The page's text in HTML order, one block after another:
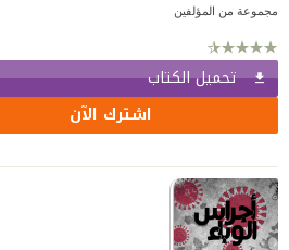
مجموعة من المؤلفين
تحميل الكتاب
اشترك الآن